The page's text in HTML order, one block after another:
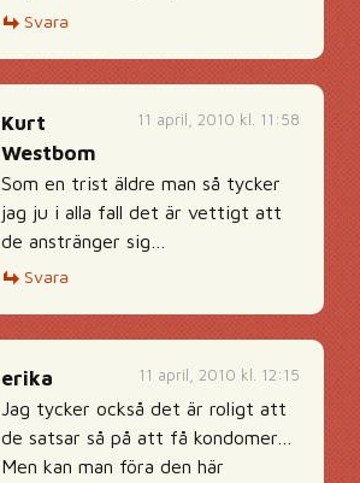
Svara
11 april, 2010 kl. 11:58
Kurt
Westbom
Som en trist äldre man så tycker
jag ju i alla fall det är vettigt att
de anstränger sig…
Svara
11 april, 2010 kl. 12:15
erika
Jag tycker också det är roligt att
de satsar så på att få kondomer…
Men kan man föra den här